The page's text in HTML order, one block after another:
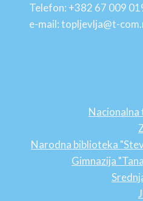
Telefon: +382 67 009
e-mail: topljevlja@t-
Narodna biblioteka
Gimnazija